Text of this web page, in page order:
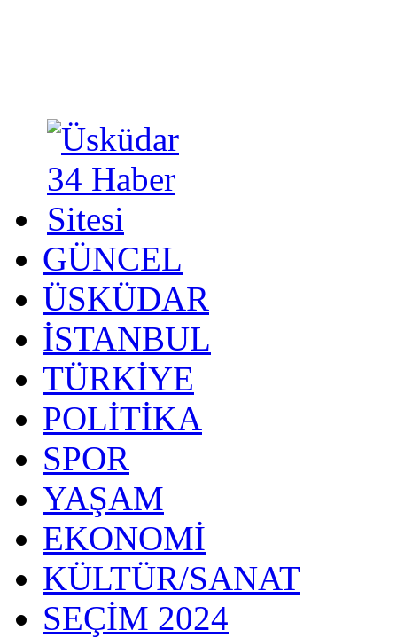
GÜNCEL
ÜSKÜDAR
İSTANBUL
TÜRKİYE
POLİTİKA
SPOR
YAŞAM
EKONOMİ
KÜLTÜR/SANAT
SEÇİM 2024